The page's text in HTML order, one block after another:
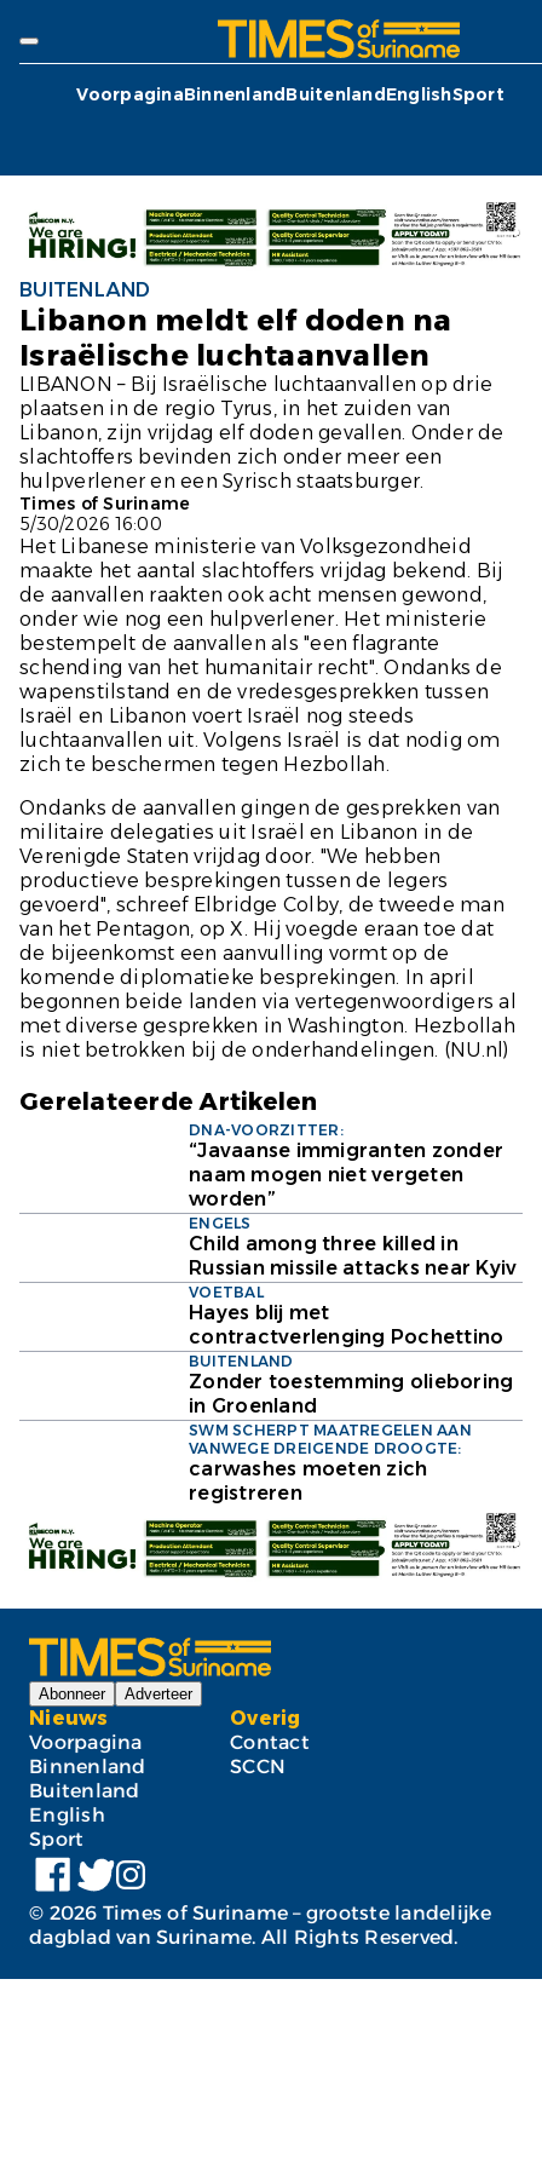
VoorpaginaBinnenlandBuitenlandEnglishSport
BUITENLAND
Libanon meldt elf doden na
Israëlische luchtaanvallen
LIBANON – Bij Israëlische luchtaanvallen op drie
plaatsen in de regio Tyrus, in het zuiden van
Libanon, zijn vrijdag elf doden gevallen. Onder de
slachtoffers bevinden zich onder meer een
hulpverlener en een Syrisch staatsburger.
Times of Suriname
5/30/2026 16:00
Het Libanese ministerie van Volksgezondheid
maakte het aantal slachtoffers vrijdag bekend. Bij
de aanvallen raakten ook acht mensen gewond,
onder wie nog een hulpverlener. Het ministerie
bestempelt de aanvallen als "een flagrante
schending van het humanitair recht". Ondanks de
wapenstilstand en de vredesgesprekken tussen
Israël en Libanon voert Israël nog steeds
luchtaanvallen uit. Volgens Israël is dat nodig om
zich te beschermen tegen Hezbollah.
Ondanks de aanvallen gingen de gesprekken van
militaire delegaties uit Israël en Libanon in de
Verenigde Staten vrijdag door. "We hebben
productieve besprekingen tussen de legers
gevoerd", schreef Elbridge Colby, de tweede man
van het Pentagon, op X. Hij voegde eraan toe dat
de bijeenkomst een aanvulling vormt op de
komende diplomatieke besprekingen. In april
begonnen beide landen via vertegenwoordigers al
met diverse gesprekken in Washington. Hezbollah
is niet betrokken bij de onderhandelingen. (NU.nl)
Gerelateerde Artikelen
DNA-VOORZITTER:
“Javaanse immigranten zonder
naam mogen niet vergeten
worden”
ENGELS
Child among three killed in
Russian missile attacks near Kyiv
VOETBAL
Hayes blij met
contractverlenging Pochettino
BUITENLAND
Zonder toestemming olieboring
in Groenland
SWM SCHERPT MAATREGELEN AAN
VANWEGE DREIGENDE DROOGTE:
carwashes moeten zich
registreren
Abonneer Adverteer
Nieuws
Voorpagina
Binnenland
Buitenland
English
Sport
Overig
Contact
SCCN
© 2026 Times of Suriname – grootste landelijke
dagblad van Suriname. All Rights Reserved.